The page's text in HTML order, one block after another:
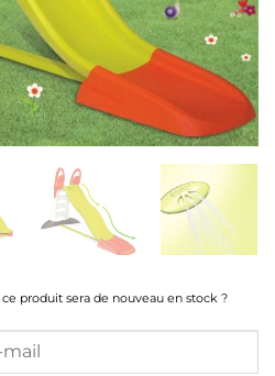
produit sera de nouveau en stock ?